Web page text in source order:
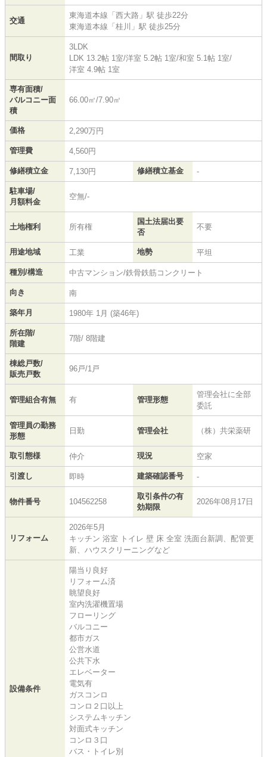
交通
東海道本線 「 西大路 」駅 徒歩22分
東海道本線 「 桂川 」駅 徒歩25分
間取り
3LDK
LDK 13.2帖 1室/洋室 5.2帖 1室/和室 5.1帖 1室/
洋室 4.9帖 1室
専有面積/
バルコニー面
積
66.00㎡/7.90㎡
価格 2,290万円
管理費 4,560円
修繕積立金 7,130円 修繕積立基金 -
駐車場/
月額料金
空無/-
土地権利 所有権
国土法届出要
否
不要
用途地域 工業 地勢 平坦
種別/構造 中古マンション/鉄骨鉄筋コンクリート
向き 南
築年月 1980年 1月 (築46年)
所在階/
階建
7階/ 8階建
棟総戸数/
販売戸数
96戸/1戸
管理組合有無 有 管理形態
管理会社に全部
委託
管理員の勤務
形態
日勤 管理会社 （株）共栄薬研
取引態様 仲介 現況 空家
引渡し 即時 建築確認番号 -
物件番号 104562258
取引条件の有
効期限
2026年08月17日
リフォーム
2026年5月
キッチン 浴室 トイレ 壁 床 全室 洗面台新調、配管更
新、ハウスクリーニングなど
設備条件
陽当り良好
リフォーム済
眺望良好
室内洗濯機置場
フローリング
バルコニー
都市ガス
公営水道
公共下水
エレベーター
電気有
ガスコンロ
コンロ２口以上
システムキッチン
対面式キッチン
コンロ３口
バス・トイレ別